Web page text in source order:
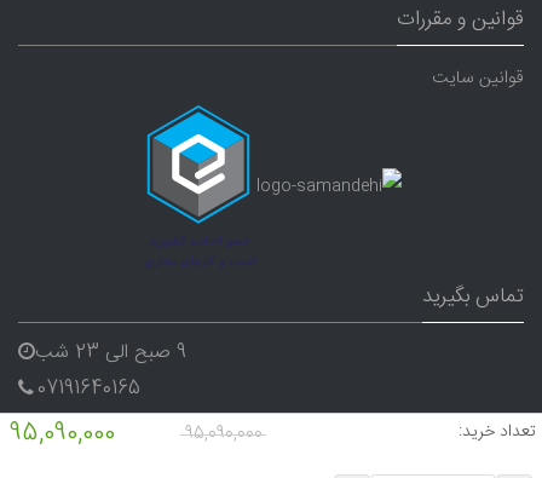
تعداد خرید: 95,090,000
95,090,000
قوانین و مقررات
قوانین سایت
تماس بگیرید
9 صبح الی 23 شب
07191640165
09338282656